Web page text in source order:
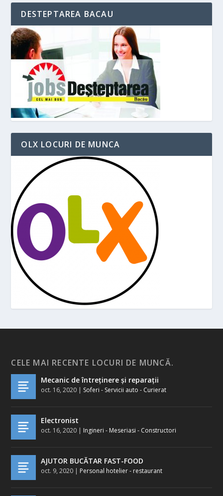
DESTEPTAREA BACAU
OLX LOCURI DE MUNCA
CELE MAI RECENTE LOCURI DE MUNCĂ.
Mecanic de întreținere și reparații
oct. 16, 2020 | Soferi - Servicii auto - Curierat
Electronist
oct. 16, 2020 | Ingineri - Meseriasi - Constructori
AJUTOR BUCĂTAR FAST-FOOD
oct. 9, 2020 | Personal hotelier - restaurant